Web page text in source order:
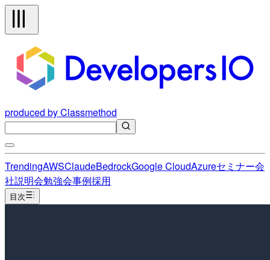
produced by Classmethod
TrendingAWSClaudeBedrockGoogle CloudAzureセミナー会
社説明会勉強会事例採用
目次